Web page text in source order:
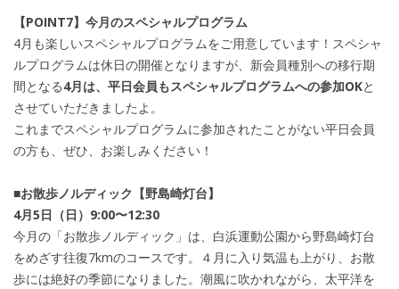
【POINT7】今月のスペシャルプログラム
4月も楽しいスペシャルプログラムをご用意しています！スペシャ
ルプログラムは休日の開催となりますが、新会員種別への移行期
間となる4月は、平日会員もスペシャルプログラムへの参加OKと
させていただきましたよ。
これまでスペシャルプログラムに参加されたことがない平日会員
の方も、ぜひ、お楽しみください！
■お散歩ノルディック【野島崎灯台】
4月5日（日）9:00〜12:30
今月の「お散歩ノルディック」は、白浜運動公園から野島崎灯台
をめざす往復7kmのコースです。４月に入り気温も上がり、お散
歩には絶好の季節になりました。潮風に吹かれながら、太平洋を